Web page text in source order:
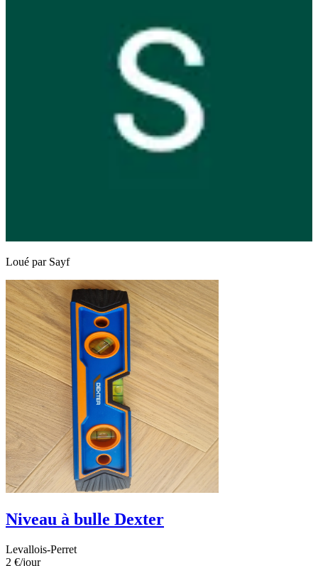
Loué par Sayf
Niveau à bulle Dexter
Levallois-Perret
2 €/jour